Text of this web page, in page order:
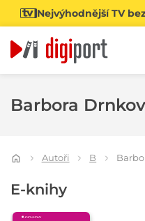
Nejvýhodnější TV
Barbora
Autoři B
E-knihy